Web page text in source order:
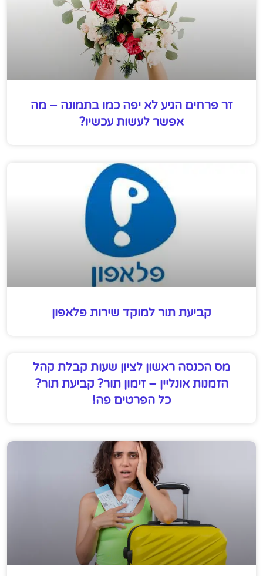
זר פרחים הגיע לא יפה כמו בתמונה – מה
אפשר לעשות עכשיו?
קביעת תור למוקד שירות פלאפון
מס הכנסה ראשון לציון שעות קבלת קהל
הזמנות אונליין – זימון תור? קביעת תור?
כל הפרטים פה!